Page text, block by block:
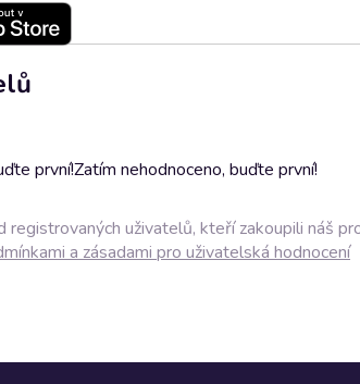
první!Zatím nehodnoceno, buďte první!
registrovaných uživatelů, kteří zakoupili náš
a zásadami pro uživatelská hodnocení